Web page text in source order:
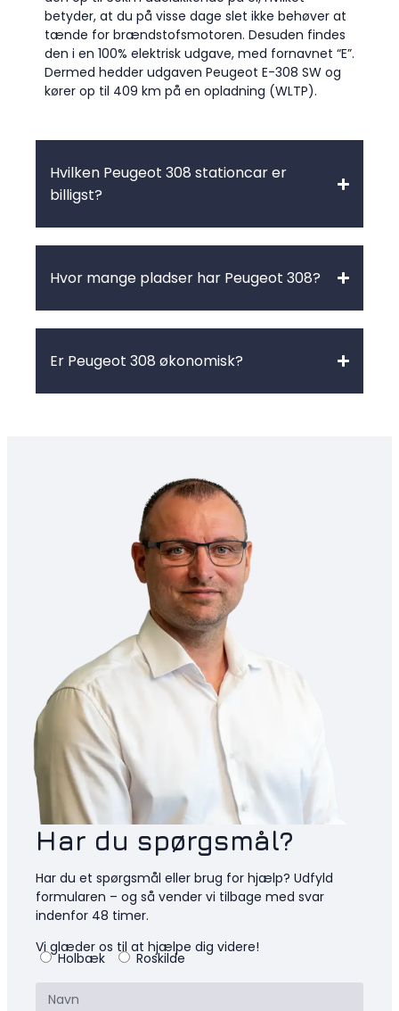
betyder, at du på visse dage slet ikke behøver at
tænde for brændstofsmotoren. Desuden findes
den i en 100% elektrisk udgave, med fornavnet “E”.
Dermed hedder udgaven Peugeot E-308 SW og
kører op til 409 km på en opladning (WLTP).
Hvilken Peugeot 308 stationcar er
billigst?
Hvor mange pladser har Peugeot 308?
Er Peugeot 308 økonomisk?
Har du spørgsmål?
Har du et spørgsmål eller brug for hjælp? Udfyld
formularen – og så vender vi tilbage med svar
indenfor 48 timer.
Vi glæder os til at hjælpe dig videre!
Holbæk Roskilde